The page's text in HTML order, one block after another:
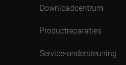
Downloadcentrum
Productreparaties
Service-ondersteuning